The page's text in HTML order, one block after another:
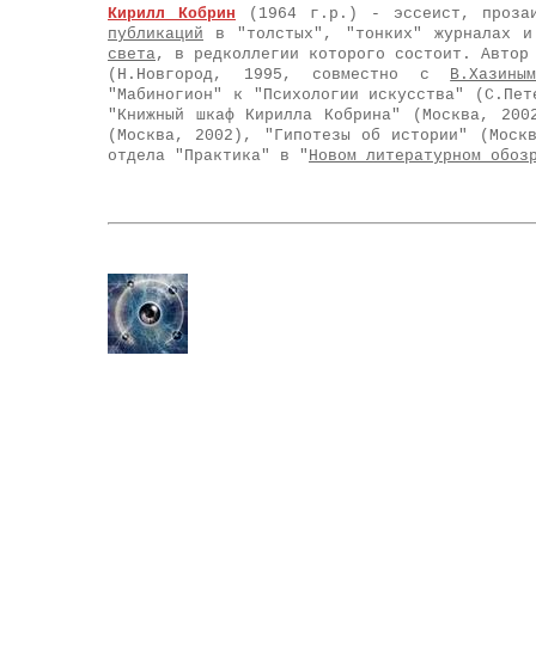
Кирилл Кобрин (1964 г.р.) - эссеист,
публикаций в "толстых", "тонких" журналах и
света, в редколлегии которого состоит.
(Н.Новгород, 1995, совместно с В.Хазиным
"Мабиногион" к "Психологии искусства"
"Книжный шкаф Кирилла Кобрина" (Москва,
(Москва, 2002), "Гипотезы об истории"
отдела "Практика" в " Новом литературном